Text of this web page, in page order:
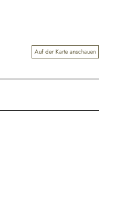
Auf der Karte anschauen